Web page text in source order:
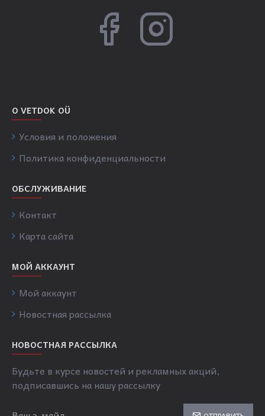
О VETDOK OÜ
Условия и положения
Политика конфиденциальности
ОБСЛУЖИВАНИЕ
Контакт
Карта сайта
МОЙ АККАУНТ
Мой аккаунт
Новостная рассылка
НОВОСТНАЯ РАССЫЛКА
Будьте в курсе новостей и рекламных акций,
подписавшись на нашу рассылку